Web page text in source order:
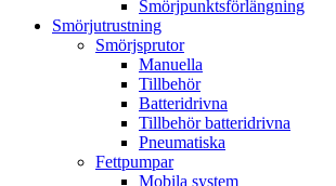
Smörjpunktsförlängning
Smörjutrustning
Smörjsprutor
Manuella
Tillbehör
Batteridrivna
Tillbehör batteridrivna
Pneumatiska
Fettpumpar
Mobila system